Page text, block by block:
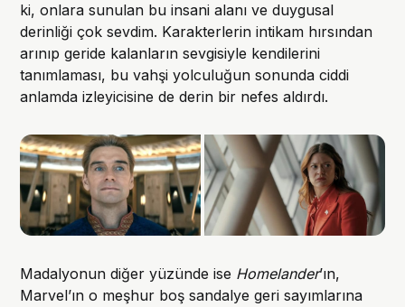
ki, onlara sunulan bu insani alanı ve duygusal
derinliği çok sevdim. Karakterlerin intikam hırsından
arınıp geride kalanların sevgisiyle kendilerini
tanımlaması, bu vahşi yolculuğun sonunda ciddi
anlamda izleyicisine de derin bir nefes aldırdı.
Madalyonun diğer yüzünde ise Homelander’ın,
Marvel’ın o meşhur boş sandalye geri sayımlarına